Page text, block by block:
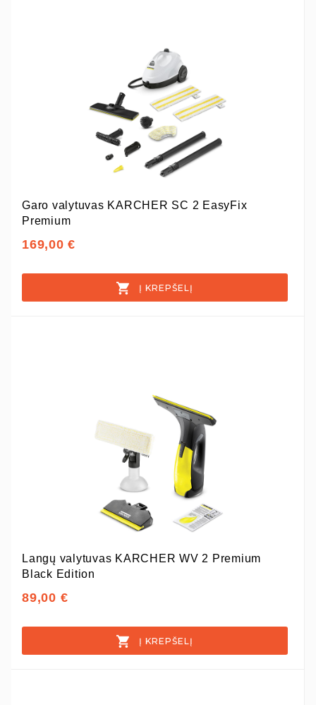
Garo valytuvas KARCHER SC 2 EasyFix
Premium
169,00 €
Į KREPŠELĮ
Langų valytuvas KARCHER WV 2 Premium
Black Edition
89,00 €
Į KREPŠELĮ